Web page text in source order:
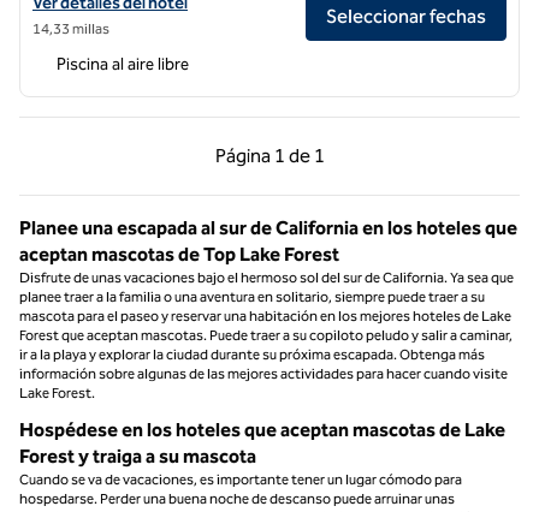
14,33 millas
Seleccionar fechas
Piscina al aire libre
Página 1 de 1
Página anterior, 1 de 1
Página 1 de 1
Planee una escapada al sur de California en los hoteles que
aceptan mascotas de Top Lake Forest
Disfrute de unas vacaciones bajo el hermoso sol del sur de California. Ya sea que
planee traer a la familia o una aventura en solitario, siempre puede traer a su
mascota para el paseo y reservar una habitación en los mejores hoteles de Lake
Forest que aceptan mascotas. Puede traer a su copiloto peludo y salir a caminar,
ir a la playa y explorar la ciudad durante su próxima escapada. Obtenga más
información sobre algunas de las mejores actividades para hacer cuando visite
Lake Forest.
Hospédese en los hoteles que aceptan mascotas de Lake
Forest y traiga a su mascota
Cuando se va de vacaciones, es importante tener un lugar cómodo para
hospedarse. Perder una buena noche de descanso puede arruinar unas